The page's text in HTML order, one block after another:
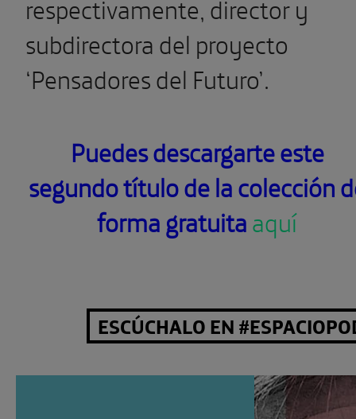
respectivamente, director y
subdirectora del proyecto
‘Pensadores del Futuro’.
Puedes descargarte este
segundo título de la colección
forma gratuitaaquí
ESCÚCHALO EN